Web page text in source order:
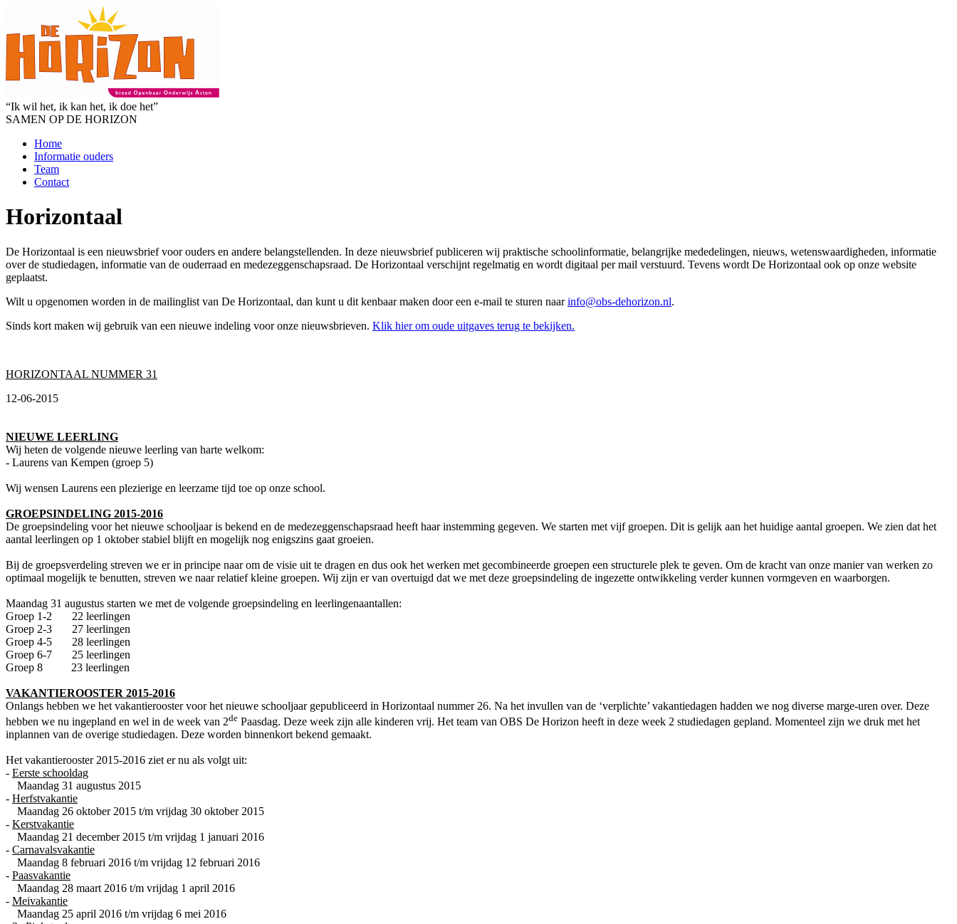
“Ik wil het, ik kan het, ik doe het”
SAMEN OP DE HORIZON
Home
Informatie ouders
Team
Contact
Horizontaal
De Horizontaal is een nieuwsbrief voor ouders en andere belangstellenden. In deze nieuwsbrief publiceren wij praktische schoolinformatie, belangrijke mededelingen, nieuws, wetenswaardigheden, informatie
over de studiedagen, informatie van de ouderraad en medezeggenschapsraad. De Horizontaal verschijnt regelmatig en wordt digitaal per mail verstuurd. Tevens wordt De Horizontaal ook op onze website
geplaatst.
Wilt u opgenomen worden in de mailinglist van De Horizontaal, dan kunt u dit kenbaar maken door een e-mail te sturen naarinfo@obs-dehorizon.nl.
Sinds kort maken wij gebruik van een nieuwe indeling voor onze nieuwsbrieven. Klik hier om oude uitgaves terug te bekijken.
HORIZONTAAL NUMMER 31
12-06-2015
NIEUWE LEERLING
Wij heten de volgende nieuwe leerling van harte welkom:
- Laurens van Kempen (groep 5)
Wij wensen Laurens een plezierige en leerzame tijd toe op onze school.
GROEPSINDELING 2015-2016
De groepsindeling voor het nieuwe schooljaar is bekend en de medezeggenschapsraad heeft haar instemming gegeven. We starten met vijf groepen. Dit is gelijk aan het huidige aantal groepen. We zien dat het
aantal leerlingen op 1 oktober stabiel blijft en mogelijk nog enigszins gaat groeien.
Bij de groepsverdeling streven we er in principe naar om de visie uit te dragen en dus ook het werken met gecombineerde groepen een structurele plek te geven. Om de kracht van onze manier van werken zo
optimaal mogelijk te benutten, streven we naar relatief kleine groepen. Wij zijn er van overtuigd dat we met deze groepsindeling de ingezette ontwikkeling verder kunnen vormgeven en waarborgen.
Maandag 31 augustus starten we met de volgende groepsindeling en leerlingenaantallen:
Groep 1-2 22 leerlingen
Groep 2-3 27 leerlingen
Groep 4-5 28 leerlingen
Groep 6-7 25 leerlingen
Groep 8 23 leerlingen
VAKANTIEROOSTER 2015-2016
Onlangs hebben we het vakantierooster voor het nieuwe schooljaar gepubliceerd in Horizontaal nummer 26. Na het invullen van de ‘verplichte’ vakantiedagen hadden we nog diverse marge-uren over. Deze
hebben we nu ingepland en wel in de week van 2de Paasdag. Deze week zijn alle kinderen vrij. Het team van OBS De Horizon heeft in deze week 2 studiedagen gepland. Momenteel zijn we druk met het
inplannen van de overige studiedagen. Deze worden binnenkort bekend gemaakt.
Het vakantierooster 2015-2016 ziet er nu als volgt uit:
- Eerste schooldag
Maandag 31 augustus 2015
- Herfstvakantie
Maandag 26 oktober 2015 t/m vrijdag 30 oktober 2015
- Kerstvakantie
Maandag 21 december 2015 t/m vrijdag 1 januari 2016
- Carnavalsvakantie
Maandag 8 februari 2016 t/m vrijdag 12 februari 2016
- Paasvakantie
Maandag 28 maart 2016 t/m vrijdag 1 april 2016
- Meivakantie
Maandag 25 april 2016 t/m vrijdag 6 mei 2016